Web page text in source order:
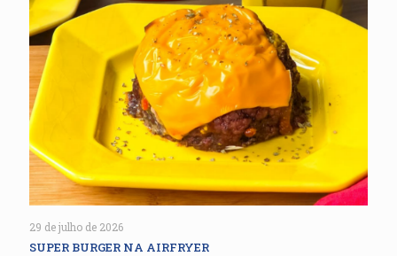
29 de julho de 2026
SUPER BURGER NA AIRFRYER